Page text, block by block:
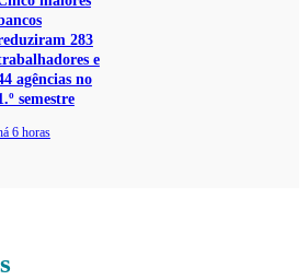
283
e
agências no
semestre
6 horas